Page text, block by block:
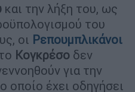
και την λήξη του, ως
του
οι Ρεπουμπλικάνοι
Κογκρέσο δεν
για την
οποίο έχει οδηγήσει